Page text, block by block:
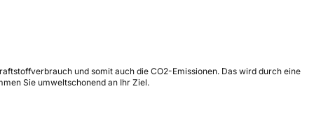
und somit auch die CO2-Emissionen. Das wird durch eine
Sie umweltschonend an Ihr Ziel.